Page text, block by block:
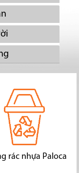
rác nhựa Paloca